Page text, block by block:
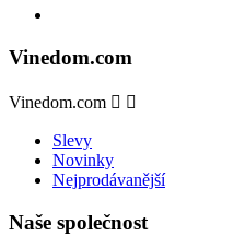
Vinedom.com
Vinedom.com  
Slevy
Novinky
Nejprodávanější
Naše společnost